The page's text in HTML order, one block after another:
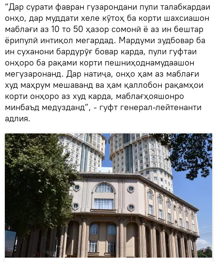
“Дар сурати фавран гузарондани пули талабкардаи
онҳо, дар муддати хеле кӯтоҳ ба корти шахсиашон
маблағи аз 10 то 50 ҳазор сомонӣ ё аз ин бештар
ёрипулӣ интиқол мегардад. Мардуми зудбовар ба
ин суханони бардурӯғ бовар карда, пули гуфтаи
онҳоро ба рақами корти пешниҳоднамудаашон
мегузаронанд. Дар натиҷа, онҳо ҳам аз маблағи
худ маҳрум мешаванд ва ҳам қаллобон рақамҳои
корти онҳоро аз худ карда, маблағҳояшонро
минбаъд медузданд”, - гуфт генерал-лейтенанти
адлия.